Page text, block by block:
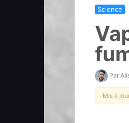
Science
Par
Mis à